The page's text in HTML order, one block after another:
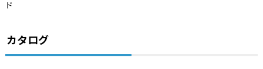
ド
カタログ